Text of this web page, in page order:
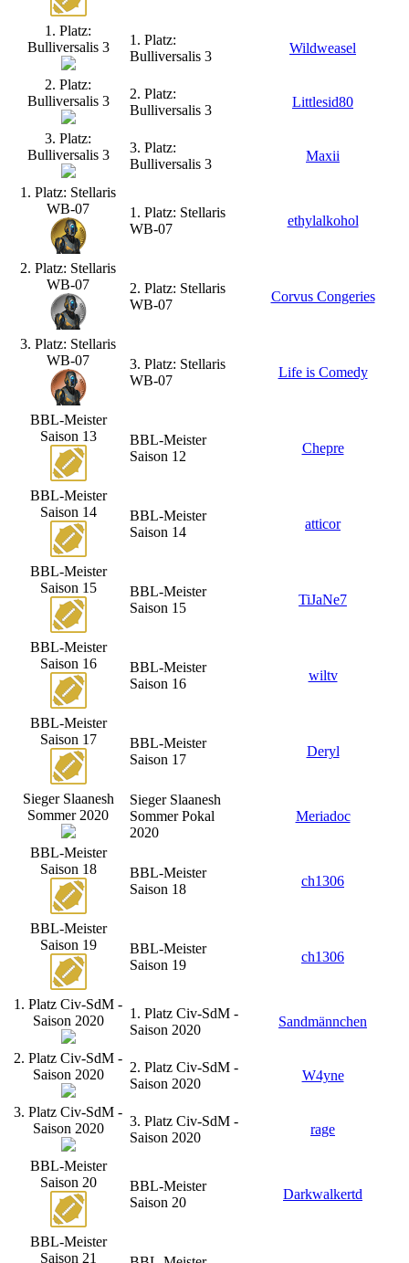
1. Platz:
Bulliversalis 3
1. Platz:
Bulliversalis 3
Wildweasel
2. Platz:
Bulliversalis 3
2. Platz:
Bulliversalis 3
Littlesid80
3. Platz:
Bulliversalis 3
3. Platz:
Bulliversalis 3
Maxii
1. Platz: Stellaris
WB-07
1. Platz: Stellaris
WB-07
ethylalkohol
2. Platz: Stellaris
WB-07
2. Platz: Stellaris
WB-07
Corvus Congeries
3. Platz: Stellaris
WB-07
3. Platz: Stellaris
WB-07
Life is Comedy
BBL-Meister
Saison 13
BBL-Meister
Saison 12
Chepre
BBL-Meister
Saison 14
BBL-Meister
Saison 14
atticor
BBL-Meister
Saison 15
BBL-Meister
Saison 15
TiJaNe7
BBL-Meister
Saison 16
BBL-Meister
Saison 16
wiltv
BBL-Meister
Saison 17
BBL-Meister
Saison 17
Deryl
Sieger Slaanesh
Sommer 2020
Sieger Slaanesh
Sommer Pokal
2020
Meriadoc
BBL-Meister
Saison 18
BBL-Meister
Saison 18
ch1306
BBL-Meister
Saison 19
BBL-Meister
Saison 19
ch1306
1. Platz Civ-SdM -
Saison 2020
1. Platz Civ-SdM -
Saison 2020
Sandmännchen
2. Platz Civ-SdM -
Saison 2020
2. Platz Civ-SdM -
Saison 2020
W4yne
3. Platz Civ-SdM -
Saison 2020
3. Platz Civ-SdM -
Saison 2020
rage
BBL-Meister
Saison 20
BBL-Meister
Saison 20
Darkwalkertd
BBL-Meister
Saison 21